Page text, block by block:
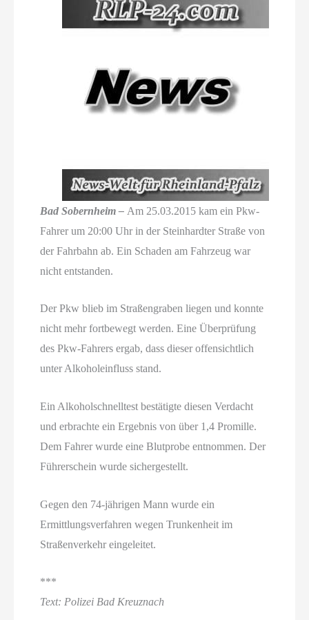
Bad Sobernheim – Am 25.03.2015 kam ein Pkw-
Fahrer um 20:00 Uhr in der Steinhardter Straße von
der Fahrbahn ab. Ein Schaden am Fahrzeug war
nicht entstanden.
Der Pkw blieb im Straßengraben liegen und konnte
nicht mehr fortbewegt werden. Eine Überprüfung
des Pkw-Fahrers ergab, dass dieser offensichtlich
unter Alkoholeinfluss stand.
Ein Alkoholschnelltest bestätigte diesen Verdacht
und erbrachte ein Ergebnis von über 1,4 Promille.
Dem Fahrer wurde eine Blutprobe entnommen. Der
Führerschein wurde sichergestellt.
Gegen den 74-jährigen Mann wurde ein
Ermittlungsverfahren wegen Trunkenheit im
Straßenverkehr eingeleitet.
***
Text: Polizei Bad Kreuznach